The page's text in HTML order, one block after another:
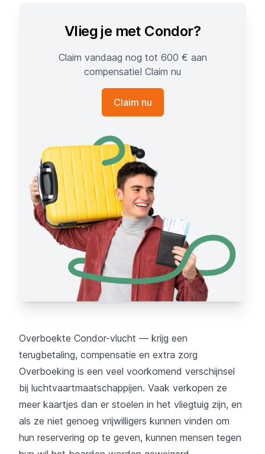
Vlieg je met Condor?
Claim vandaag nog tot 600 € aan
compensatie! Claim nu
Claim nu
Overboekte Condor-vlucht — krijg een
terugbetaling, compensatie en extra zorg
Overboeking is een veel voorkomend verschijnsel
bij luchtvaartmaatschappijen. Vaak verkopen ze
meer kaartjes dan er stoelen in het vliegtuig zijn, en
als ze niet genoeg vrijwilligers kunnen vinden om
hun reservering op te geven, kunnen mensen tegen